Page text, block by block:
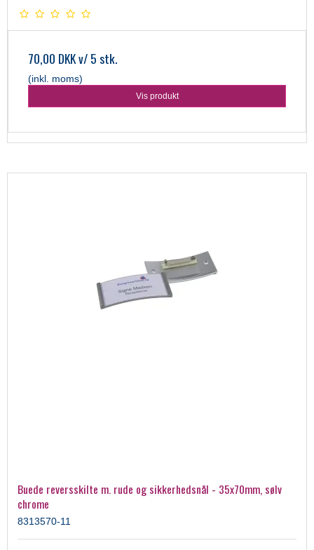
70,00 DKKv/ 5 stk.
(inkl. moms)
Vis produkt
Buede reversskilte m. rude og sikkerhedsnål - 35x70mm, sølv
chrome
8313570-11